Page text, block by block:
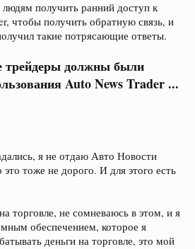
получить ранний доступ к
чтобы получить обратную связь, и
такие потрясающие ответы.
трейдеры должны были
Auto News Trader ...
я не отдаю Авто Новости
это тоже не дорого. И для этого есть
торговле, не сомневаюсь в этом, и я
обеспечением, которое я
деньги на торговле, это мой